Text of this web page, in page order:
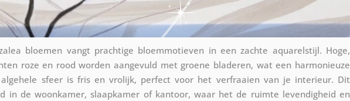
bloemen vangt prachtige bloemmotieven in een zachte aquarelstijl. Hoge,
roze en rood worden aangevuld met groene bladeren, wat een harmonieuze
sfeer is fris en vrolijk, perfect voor het verfraaien van je interieur. Dit
in de woonkamer, slaapkamer of kantoor, waar het de ruimte levendigheid en